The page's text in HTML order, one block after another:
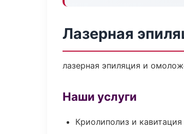
Лазерная
лазерная эпиляция и
Наши услуги
Криолиполиз и кавитация